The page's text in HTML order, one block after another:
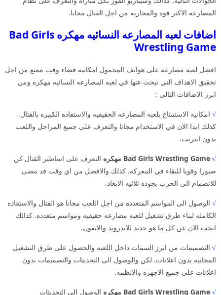
المصارعه الاكثر قوه والمحاربه من اجل القتال مجانا.
اضافات لعبه المصارعه النسائيه مهكره Bad Girls
Wrestling Game
افضل لعبه مصارعه على هواتف المحمول امكانيه قضاء وقت ممتع من اجل
تحقيق الاهداف التي تبحث عنها في لعبه المصارعه النسائيه مهكره ومن
ابرز الاضافات التالي :
√ امكانيه الاستمتاع بلعبه المصارعه الحقيقيه والاستفاده الكبيره بالقتال.
كذلك ابدا الان في الاستخدام مجانا والتعرف على جميع المراحل واللعب
بدون انترنت.
√ Bad Girls Wrestling Game مهكره
التعرف على اساطير القتال كن
صبورا وقويا للبقاء في المعركه. كذلك والافضل من اي وقت قد مضى
للانضمام الى الحرب بجوده ثلاثيه الابعاد.
√ الوصول الى المواسم المتعدده من اجل اللعب مجانا هو القتال والاستفاده
الكامله لبناء طرق تشغيل للعبه مصارعه حقيقيه ومواسم متعدده. كذالك
ابحث الان عن كل ما هو جديد للاندرويد والايفون.
√ التصميمات من ابرز السمات داخل اللعبه والحصول على طرق التشغيل
المجانيه بدون اعلانات. لكن والوصول الى التحديثات والتصميمات بدون
اعلانات على جميع الاجهزه والانظمه.
√ Bad Girls Wrestling Game مهكره
الوصول الى التحديثات